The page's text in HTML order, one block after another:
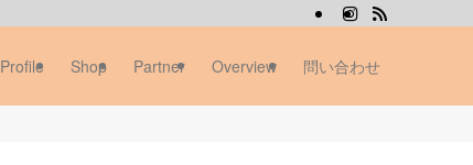
Profile Shop Partner Overview 問い合わせ